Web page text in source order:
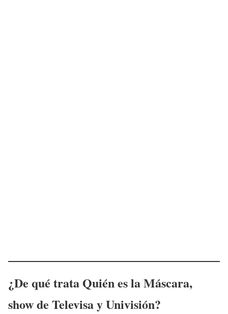
¿De qué trata Quién es la Máscara,
show de Televisa y Univisión?